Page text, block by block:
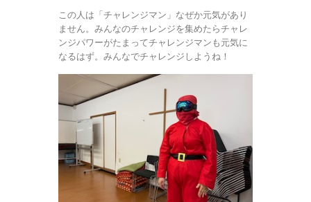
この人は「チャレンジマン」なぜか元気があり
ません。みんなのチャレンジを集めたらチャレ
ンジパワーがたまってチャレンジマンも元気に
なるはず。みんなでチャレンジしようね！